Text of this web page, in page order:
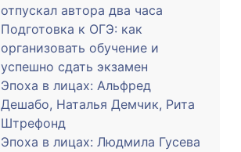
отпускал автора два часа
Подготовка к ОГЭ: как
организовать обучение и
успешно сдать экзамен
Эпоха в лицах: Альфред
Дешабо, Наталья Демчик, Рита
Штрефонд
Эпоха в лицах: Людмила Гусева